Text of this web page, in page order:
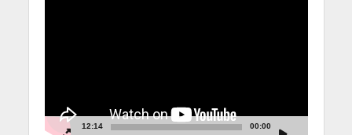
00:00
12:14